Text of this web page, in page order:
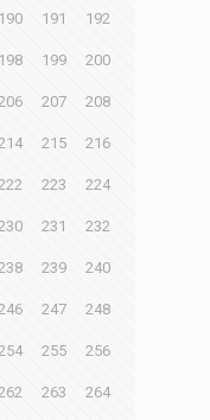
190 191 192
198 199 200
207 208
215 216
223 224
231 232
239 240
247 248
255 256
263 264